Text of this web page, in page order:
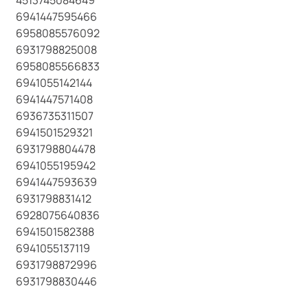
6941447595466
6958085576092
6931798825008
6958085566833
6941055142144
6941447571408
6936735311507
6941501529321
6931798804478
6941055195942
6941447593639
6931798831412
6928075640836
6941501582388
6941055137119
6931798872996
6931798830446